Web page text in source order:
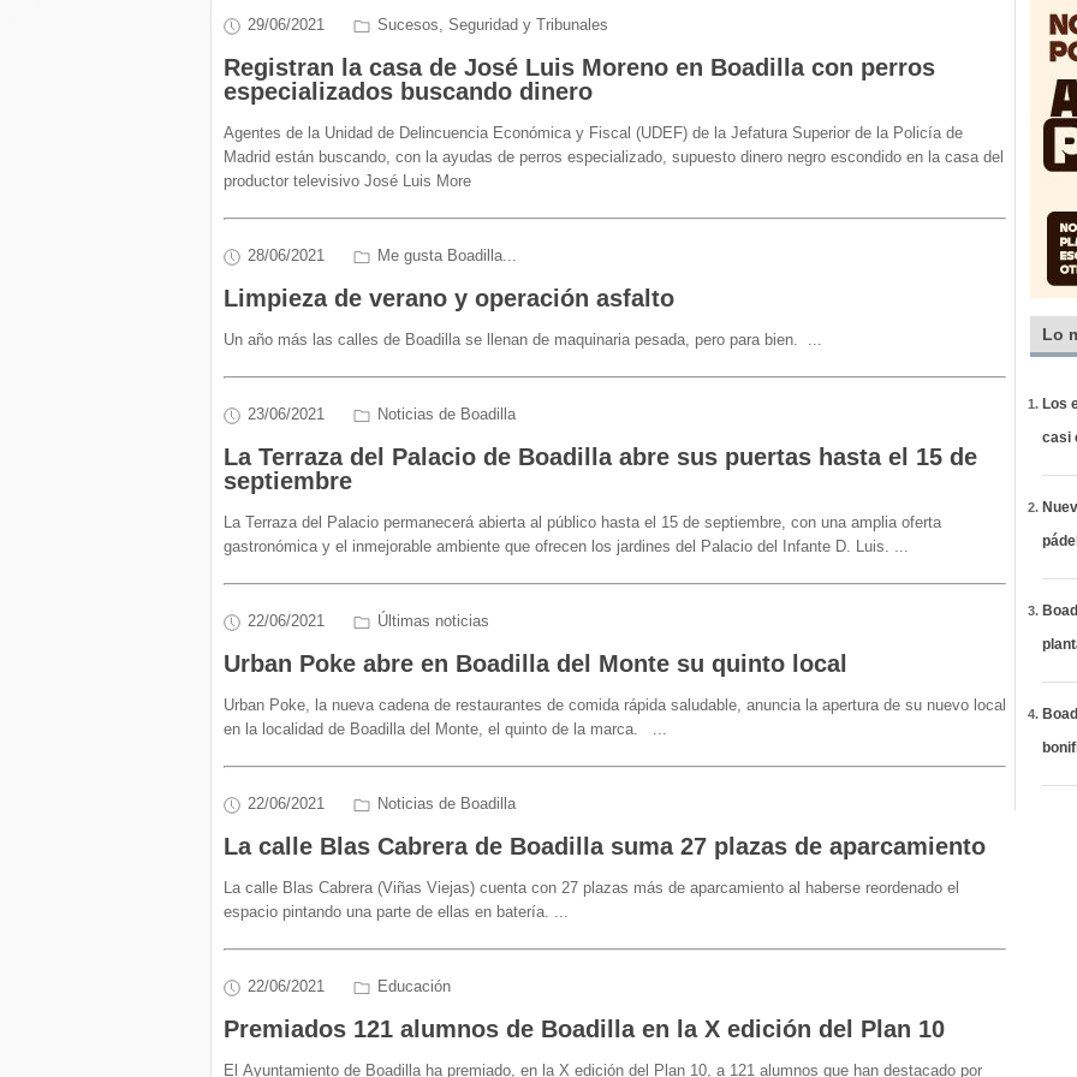
29/06/2021 Sucesos, Seguridad y Tribunales
Registran la casa de José Luis Moreno en Boadilla con perros
especializados buscando dinero
Agentes de la Unidad de Delincuencia Económica y Fiscal (UDEF) de la Jefatura Superior de la Policía de
Madrid están buscando, con la ayudas de perros especializado, supuesto dinero negro escondido en la casa del
productor televisivo José Luis More
28/06/2021 Me gusta Boadilla...
Limpieza de verano y operación asfalto
Un año más las calles de Boadilla se llenan de maquinaria pesada, pero para bien. ...
23/06/2021 Noticias de Boadilla
La Terraza del Palacio de Boadilla abre sus puertas hasta el 15 de
septiembre
La Terraza del Palacio permanecerá abierta al público hasta el 15 de septiembre, con una amplia oferta
gastronómica y el inmejorable ambiente que ofrecen los jardines del Palacio del Infante D. Luis. ...
22/06/2021 Últimas noticias
Urban Poke abre en Boadilla del Monte su quinto local
Urban Poke, la nueva cadena de restaurantes de comida rápida saludable, anuncia la apertura de su nuevo local
en la localidad de Boadilla del Monte, el quinto de la marca. ...
22/06/2021 Noticias de Boadilla
La calle Blas Cabrera de Boadilla suma 27 plazas de aparcamiento
La calle Blas Cabrera (Viñas Viejas) cuenta con 27 plazas más de aparcamiento al haberse reordenado el
espacio pintando una parte de ellas en batería. ...
22/06/2021 Educación
Premiados 121 alumnos de Boadilla en la X edición del Plan 10
El Ayuntamiento de Boadilla ha premiado, en la X edición del Plan 10, a 121 alumnos que han destacado por
Lo
Los
casi